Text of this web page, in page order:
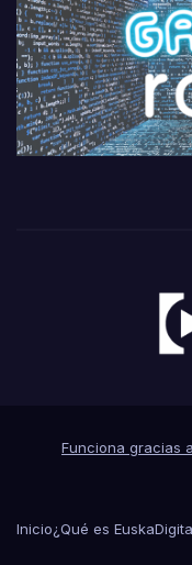
Funciona gracias
Inicio¿Qué es